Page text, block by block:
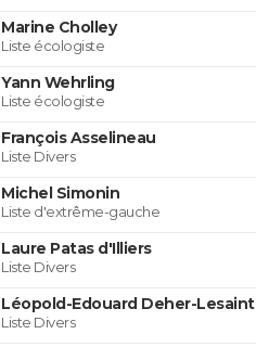
Marine Cholley
Liste écologiste
Yann Wehrling
Liste écologiste
François Asselineau
Liste Divers
Michel Simonin
Liste d'extrême-gauche
Laure Patas d'Illiers
Liste Divers
Léopold-Edouard Deher-Lesaint
Liste Divers